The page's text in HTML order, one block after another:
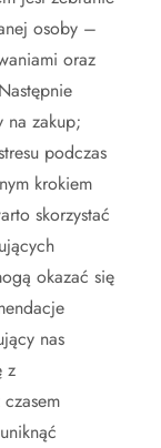
osoby –
oraz
na zakup;
podczas
krokiem
skorzystać
okazać się
nas
z